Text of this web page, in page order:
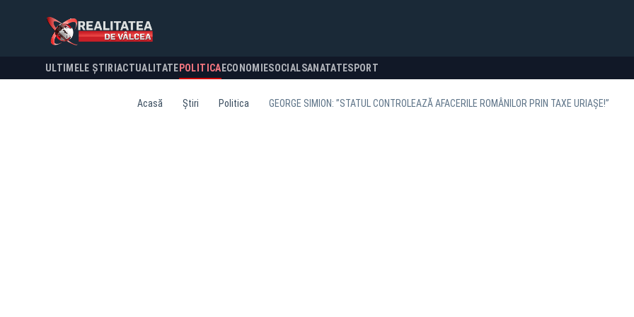
ULTIMELE ȘTIRI ACTUALITATE POLITICA ECONOMIESOCIALSANATATESPORT
Acasă Știri Politica GEORGE SIMION: ”STATUL CONTROLEAZĂ AFACERILE ROMÂNILOR PRIN TAXE URIAȘE!”